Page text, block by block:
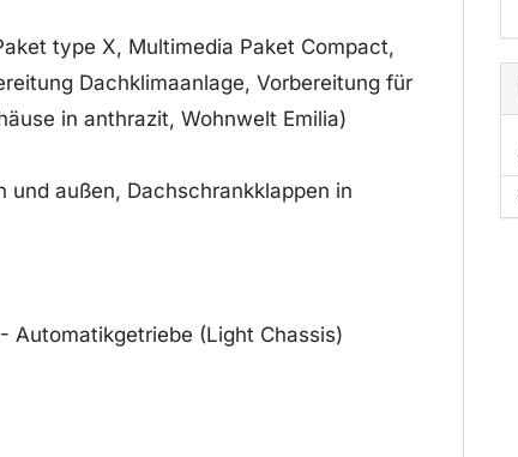
type X, Multimedia Paket Compact,
Dachklimaanlage, Vorbereitung für
in anthrazit, Wohnwelt Emilia)
und außen, Dachschrankklappen in
Automatikgetriebe (Light Chassis)